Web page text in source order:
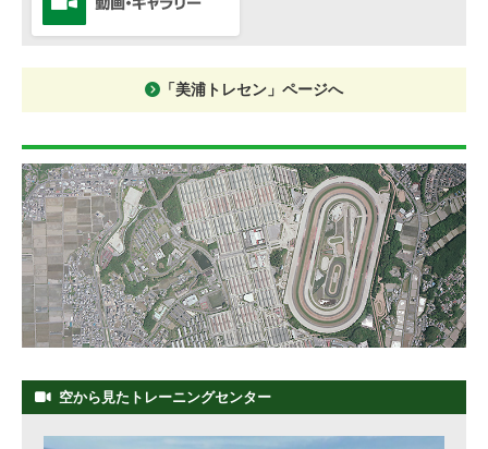
「美浦トレセン」ページへ
空から見たトレーニングセンター